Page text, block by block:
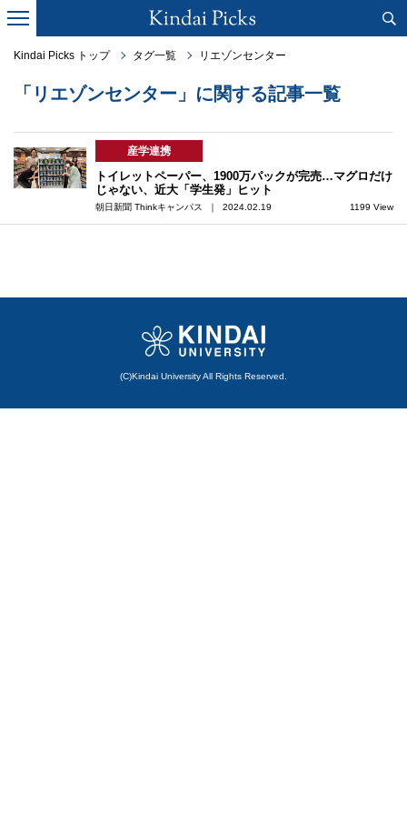
Kindai Picks トップ タグ一覧 リエゾンセンター
「リエゾンセンター」に関する記事一覧
産学連携
トイレットペーパー、1900万パックが完売…マグロだけ
じゃない、近大「学生発」ヒット
朝日新聞 Thinkキャンパス ｜ 2024.02.19 1199 View
(C)Kindai University All Rights Reserved.